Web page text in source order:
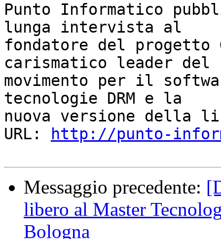
Punto Informatico
lunga intervista al
fondatore del progetto
carismatico leader del
movimento per il
tecnologie DRM e la
nuova versione della
URL:
http://punto-
Messaggio precedente:
libero al Master
Bologna